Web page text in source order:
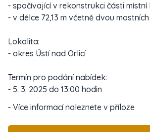
- spočívající v rekonstrukci části místní
- v délce 72,13 m včetně dvou
Lokalita:
- okres Ústí nad Orlicí
Termín pro podání nabídek:
- 5. 3. 2025 do 13:00 hodin
- Více informací naleznete v příloze